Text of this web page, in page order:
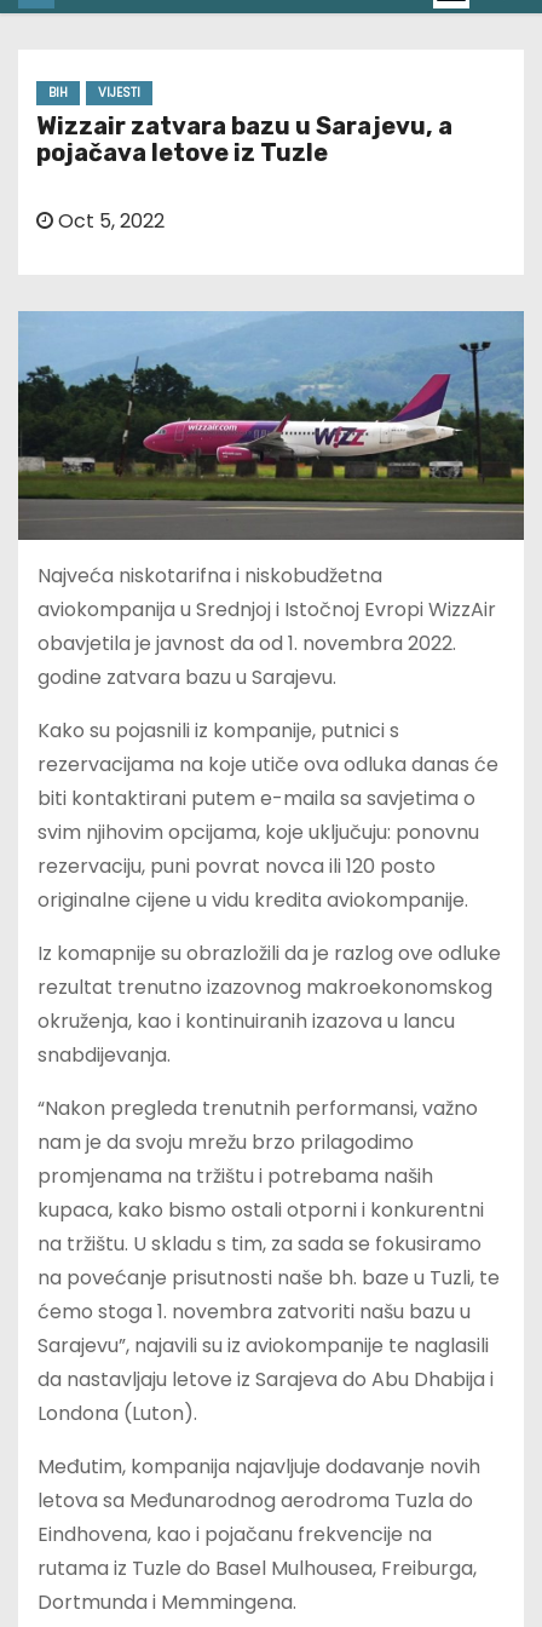
BIH VIJESTI
Wizzair zatvara bazu u Sarajevu, a
pojačava letove iz Tuzle
Oct 5, 2022
Najveća niskotarifna i niskobudžetna
aviokompanija u Srednjoj i Istočnoj Evropi WizzAir
obavjetila je javnost da od 1. novembra 2022.
godine zatvara bazu u Sarajevu.
Kako su pojasnili iz kompanije, putnici s
rezervacijama na koje utiče ova odluka danas će
biti kontaktirani putem e-maila sa savjetima o
svim njihovim opcijama, koje uključuju: ponovnu
rezervaciju, puni povrat novca ili 120 posto
originalne cijene u vidu kredita aviokompanije.
Iz komapnije su obrazložili da je razlog ove odluke
rezultat trenutno izazovnog makroekonomskog
okruženja, kao i kontinuiranih izazova u lancu
snabdijevanja.
“Nakon pregleda trenutnih performansi, važno
nam je da svoju mrežu brzo prilagodimo
promjenama na tržištu i potrebama naših
kupaca, kako bismo ostali otporni i konkurentni
na tržištu. U skladu s tim, za sada se fokusiramo
na povećanje prisutnosti naše bh. baze u Tuzli, te
ćemo stoga 1. novembra zatvoriti našu bazu u
Sarajevu”, najavili su iz aviokompanije te naglasili
da nastavljaju letove iz Sarajeva do Abu Dhabija i
Londona (Luton).
Međutim, kompanija najavljuje dodavanje novih
letova sa Međunarodnog aerodroma Tuzla do
Eindhovena, kao i pojačanu frekvencije na
rutama iz Tuzle do Basel Mulhousea, Freiburga,
Dortmunda i Memmingena.